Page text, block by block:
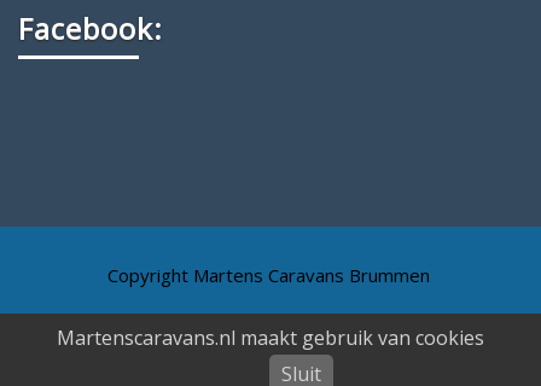
Facebook:
Copyright Martens Caravans Brummen
Martenscaravans.nl maakt gebruik van cookies
Sluit